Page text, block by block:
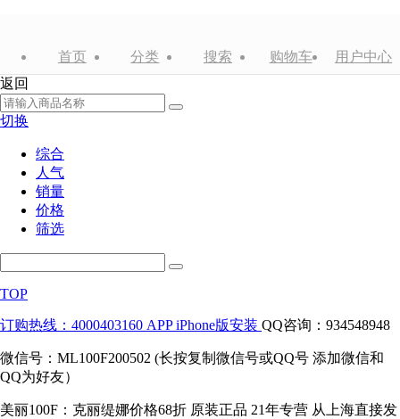
首页 分类 搜索 购物车
用户中心
返回
切换
综合
人气
销量
价格
筛选
TOP
订购热线：4000403160 APP iPhone版安装 QQ咨询：934548948
微信号：ML100F200502 (长按复制微信号或QQ号 添加微信和
QQ为好友）
美丽100F：克丽缇娜价格68折 原装正品 21年专营 从上海直接发